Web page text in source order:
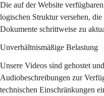
Die auf der Website
logischen Struktur versehen,
Dokumente schrittweise zu
Unverhältnismäßige Belastung
Unsere Videos sind gehostet
Audiobeschreibungen zur
technischen Einschränkungen